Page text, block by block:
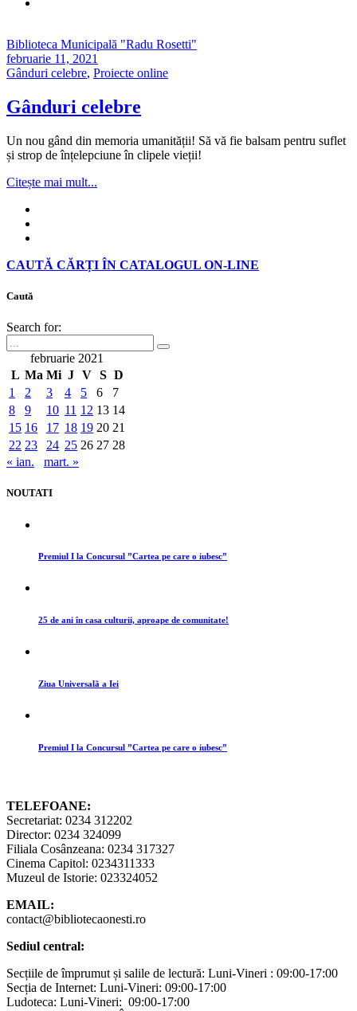
Biblioteca Municipală "Radu Rosetti"
februarie 11, 2021
Gânduri celebre, Proiecte online
Gânduri celebre
Un nou gând din memoria umanității! Să vă fie balsam pentru suflet
și strop de înțelepciune în clipele vieții!
Citește mai mult...
CAUTĂ CĂRȚI ÎN CATALOGUL ON-LINE
Caută
Search for:
februarie 2021
L Ma Mi J V S D
1
2 3 4 5 6
7
8
9 10 11 12 13 14
15 16 17 18 19 20 21
22 23 24 25 26 27 28
« ian.
mart. »
NOUTATI
Premiul I la Concursul ”Cartea pe care o iubesc”
25 de ani în casa culturii, aproape de comunitate!
Ziua Universală a Iei
Premiul I la Concursul ”Cartea pe care o iubesc”
TELEFOANE:
Secretariat: 0234 312202
Director: 0234 324099
Filiala Cosânzeana: 0234 317327
Cinema Capitol: 0234311333
Muzeul de Istorie: 023324052
EMAIL:
contact@bibliotecaonesti.ro
Sediul central:
Secțiile de împrumut și salile de lectură: Luni-Vineri : 09:00-17:00
Secția de Internet: Luni-Vineri: 09:00-17:00
Ludoteca: Luni-Vineri: 09:00-17:00